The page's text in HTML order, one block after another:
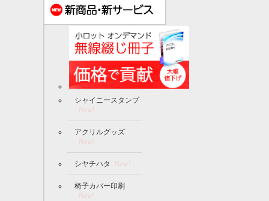
シャイニースタンプ
New!
アクリルグッズ
New!
シヤチハタ New!
椅子カバー印刷
New!